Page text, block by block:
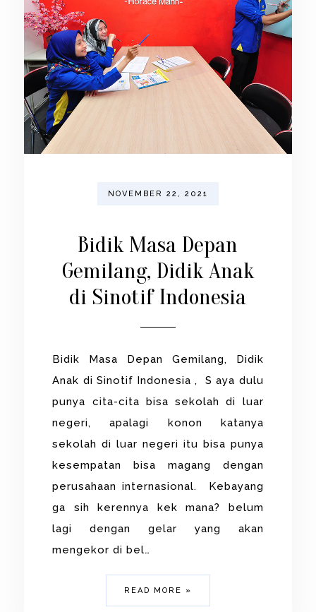
NOVEMBER 22, 2021
Bidik Masa Depan
Gemilang, Didik Anak
di Sinotif Indonesia
Bidik Masa Depan Gemilang, Didik
Anak di Sinotif Indonesia , S aya dulu
punya cita-cita bisa sekolah di luar
negeri, apalagi konon katanya
sekolah di luar negeri itu bisa punya
kesempatan bisa magang dengan
perusahaan internasional. Kebayang
ga sih kerennya kek mana? belum
lagi dengan gelar yang akan
mengekor di bel…
READ MORE »